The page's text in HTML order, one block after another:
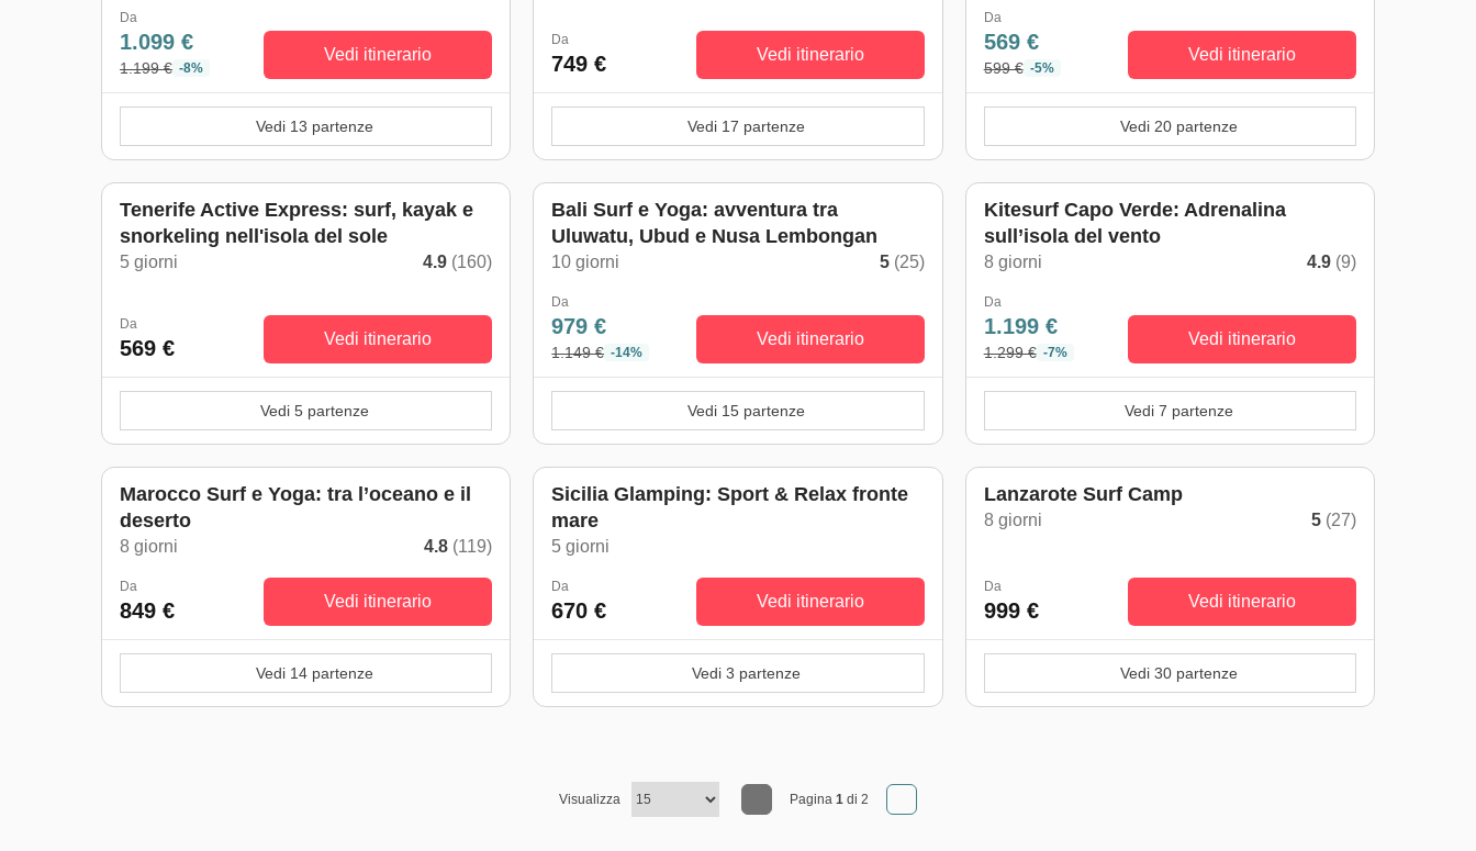
Da
1.099 €
1.199 € -8%
Vedi itinerario
Vedi 13 partenze
Da
749 € Vedi itinerario
Vedi 17 partenze
Da
569 €
599 € -5%
Vedi itinerario
Vedi 20 partenze
Tenerife Active Express: surf, kayak e
snorkeling nell'isola del sole
5 giorni 4.9 (160)
Da
569 € Vedi itinerario
Vedi 5 partenze
Bali Surf e Yoga: avventura tra
Uluwatu, Ubud e Nusa Lembongan
10 giorni 5 (25)
Da
979 €
1.149 € -14%
Vedi itinerario
Vedi 15 partenze
Kitesurf Capo Verde: Adrenalina
sull’isola del vento
8 giorni 4.9 (9)
Da
1.199 €
1.299 € -7%
Vedi itinerario
Vedi 7 partenze
Marocco Surf e Yoga: tra l’oceano e il
deserto
8 giorni 4.8 (119)
Da
849 € Vedi itinerario
Vedi 14 partenze
Sicilia Glamping: Sport & Relax fronte
mare
5 giorni
Da
670 € Vedi itinerario
Vedi 3 partenze
Lanzarote Surf Camp
8 giorni 5 (27)
Da
999 € Vedi itinerario
Vedi 30 partenze
Visualizza Pagina 1 di 2